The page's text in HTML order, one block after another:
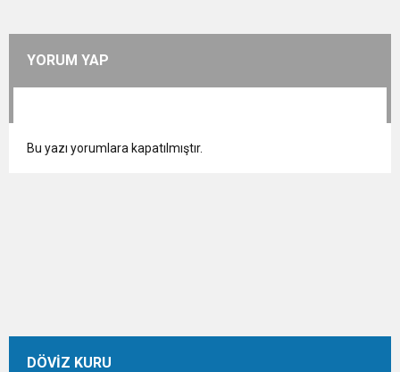
YORUM YAP
Bu yazı yorumlara kapatılmıştır.
DÖVİZ KURU